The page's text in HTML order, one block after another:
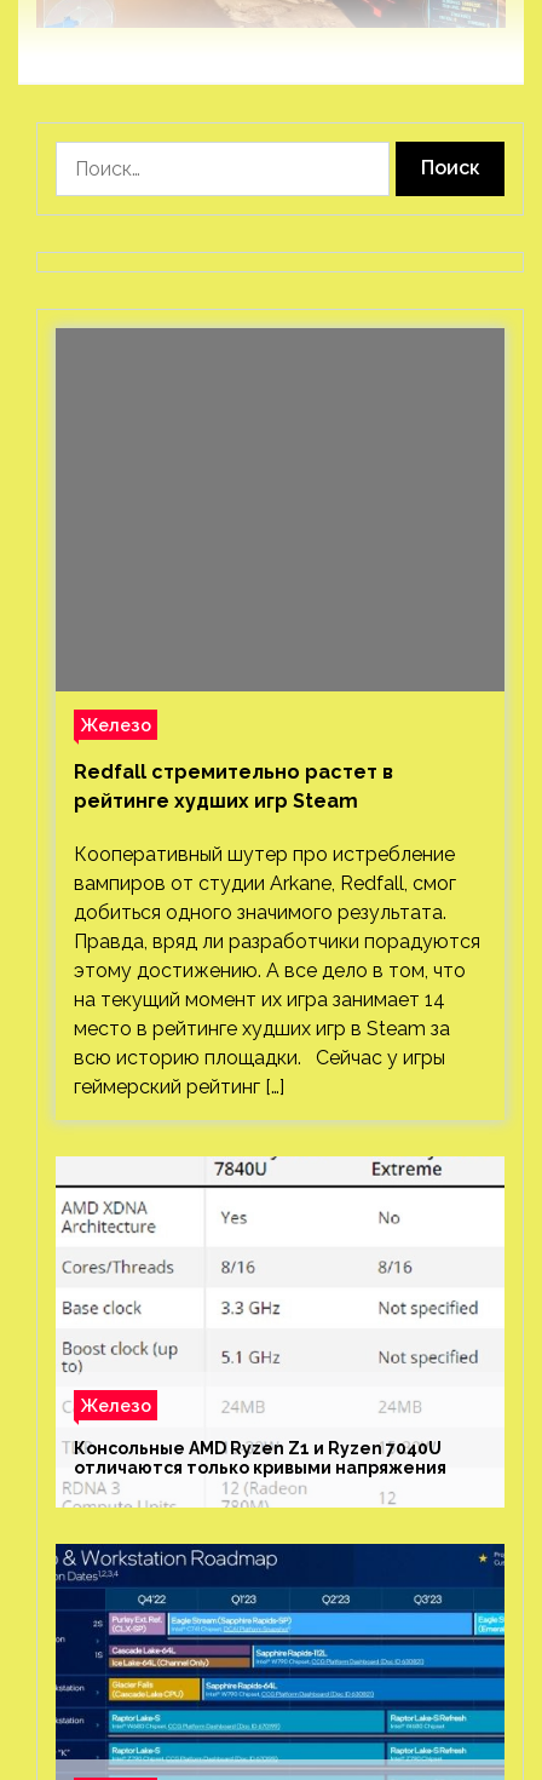
Железо
Redfall стремительно растет в
рейтинге худших игр Steam
Кооперативный шутер про истребление
вампиров от студии Arkane, Redfall, смог
добиться одного значимого результата.
Правда, вряд ли разработчики порадуются
этому достижению. А все дело в том, что
на текущий момент их игра занимает 14
место в рейтинге худших игр в Steam за
всю историю площадки. Сейчас у игры
геймерский рейтинг […]
Железо
Консольные AMD Ryzen Z1 и Ryzen 7040U
отличаются только кривыми напряжения